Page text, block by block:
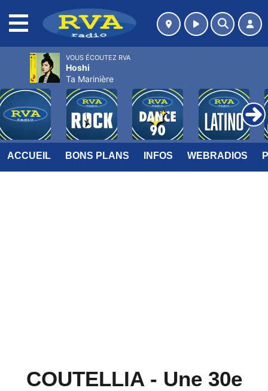
ACCUEIL BONS PLANS INFOS WEBRADIOS
COUTELLIA - Une 30e
VOUS ÉCOUTEZ RVA
Hoshi
Ta Marinière